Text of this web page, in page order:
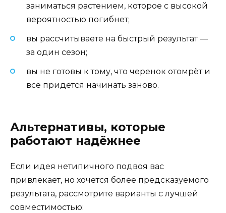
заниматься растением, которое с высокой
вероятностью погибнет;
вы рассчитываете на быстрый результат —
за один сезон;
вы не готовы к тому, что черенок отомрёт и
всё придётся начинать заново.
Альтернативы, которые
работают надёжнее
Если идея нетипичного подвоя вас
привлекает, но хочется более предсказуемого
результата, рассмотрите варианты с лучшей
совместимостью: